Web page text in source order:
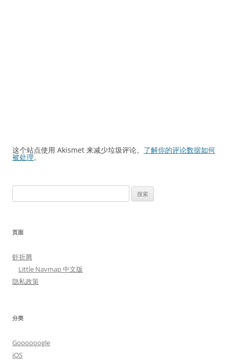
这个站点使用 Akismet 来减少垃圾评论。 了解你的评论数据如何
被处理。
索：
页面
虾折腾
Little Navmap 中文版
隐私政策
分类
Goooooogle
iOS